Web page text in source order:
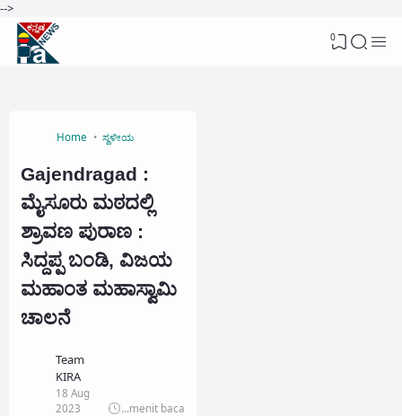
-->
0
Home ಸ್ಥಳೀಯ
Gajendragad :
ಮೈಸೂರು ಮಠದಲ್ಲಿ
ಶ್ರಾವಣ ಪುರಾಣ :
ಸಿದ್ದಪ್ಪ ಬಂಡಿ, ವಿಜಯ
ಮಹಾಂತ ಮಹಾಸ್ವಾಮಿ
ಚಾಲನೆ
Team
KIRA
18 Aug
2023
...menit baca